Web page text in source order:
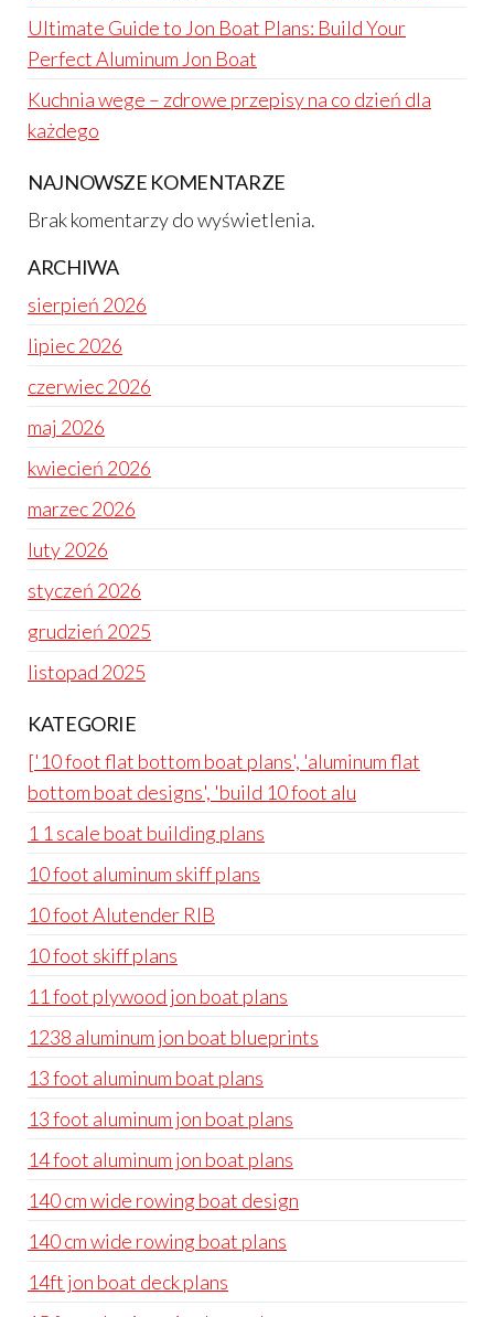
Ultimate Guide to Jon Boat Plans: Build Your
Perfect Aluminum Jon Boat
Kuchnia wege – zdrowe przepisy na co dzień dla
każdego
NAJNOWSZE KOMENTARZE
Brak komentarzy do wyświetlenia.
ARCHIWA
sierpień 2026
lipiec 2026
czerwiec 2026
maj 2026
kwiecień 2026
marzec 2026
luty 2026
styczeń 2026
grudzień 2025
listopad 2025
KATEGORIE
['10 foot flat bottom boat plans', 'aluminum flat
bottom boat designs', 'build 10 foot alu
1 1 scale boat building plans
10 foot aluminum skiff plans
10 foot Alutender RIB
10 foot skiff plans
11 foot plywood jon boat plans
1238 aluminum jon boat blueprints
13 foot aluminum boat plans
13 foot aluminum jon boat plans
14 foot aluminum jon boat plans
140 cm wide rowing boat design
140 cm wide rowing boat plans
14ft jon boat deck plans